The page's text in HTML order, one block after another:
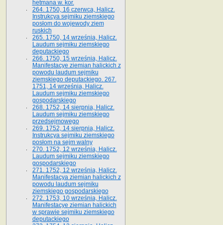
hetmana w. kor.
264. 1750, 16 czerwca, Halicz.
Instrukcya sejmiku ziemskiego
posłom do wojewody ziem
ruskich
265. 1750, 14 września, Halicz.
Laudum sejmiku ziemskiego
deputackiego
266. 1750, 15 września, Halicz.
Manifestacye ziemian halickich z
powodu laudum sejmiku
ziemskiego deputackiego. 267.
1751, 14 września, Halicz.
Laudum sejmiku ziemskiego
gospodarskiego
268. 1752, 14 sierpnia, Halicz.
Laudum sejmiku ziemskiego
przedsejmowego
269. 1752, 14 sierpnia, Halicz.
Instrukcya sejmiku ziemskiego
posłom na sejm walny
270. 1752, 12 września, Halicz.
Laudum sejmiku ziemskiego
gospodarskiego
271. 1752, 12 września, Halicz.
Manifestacya ziemian halickich z
powodu laudum sejmiku
ziemskiego gospodarskiego
272. 1753, 10 września, Halicz.
Manifestacye ziemian halickich
w sprawie sejmiku ziemskiego
deputackiego